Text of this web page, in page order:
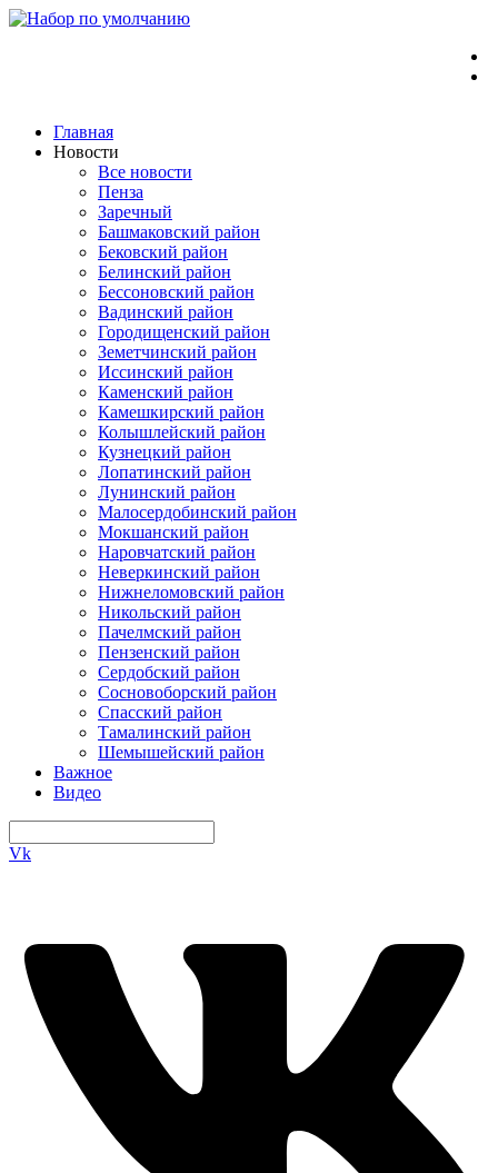
Перейти
Главная
Новости
Все новости
Пенза
Заречный
Башмаковский район
Бековский район
Белинский район
Бессоновский район
Вадинский район
Городищенский район
Земетчинский район
Иссинский район
Каменский район
Камешкирский район
Колышлейский район
Кузнецкий район
Лопатинский район
Лунинский район
Малосердобинский район
Мокшанский район
Наровчатский район
Неверкинский район
Нижнеломовский район
Никольский район
Пачелмский район
Пензенский район
Сердобский район
Сосновоборский район
Спасский район
Тамалинский район
Шемышейский район
Важное
Видео
Vk